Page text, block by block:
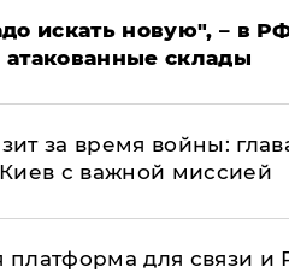
искать новую", – в
атакованные склады
за время войны:
с важной миссией
платформа для связи и